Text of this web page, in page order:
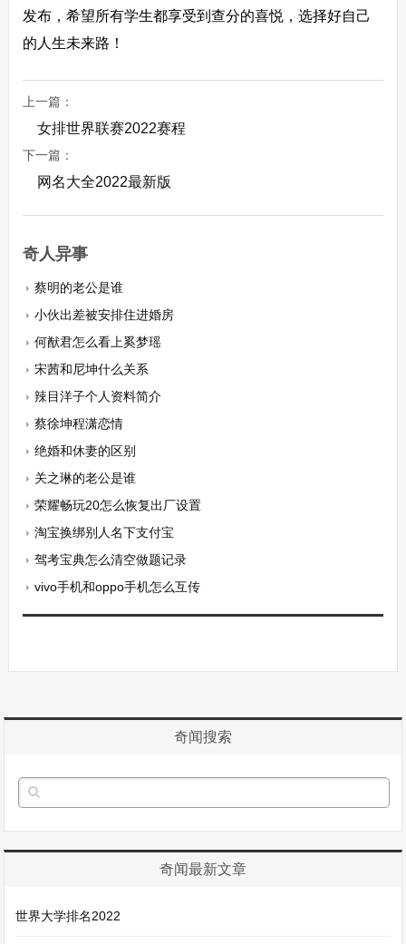
发布，希望所有学生都享受到查分的喜悦，选择好自己
的人生未来路！
上一篇：
女排世界联赛2022赛程
下一篇：
网名大全2022最新版
奇人异事
蔡明的老公是谁
小伙出差被安排住进婚房
何猷君怎么看上奚梦瑶
宋茜和尼坤什么关系
辣目洋子个人资料简介
蔡徐坤程潇恋情
绝婚和休妻的区别
关之琳的老公是谁
荣耀畅玩20怎么恢复出厂设置
淘宝换绑别人名下支付宝
驾考宝典怎么清空做题记录
vivo手机和oppo手机怎么互传
奇闻搜索
奇闻最新文章
世界大学排名2022